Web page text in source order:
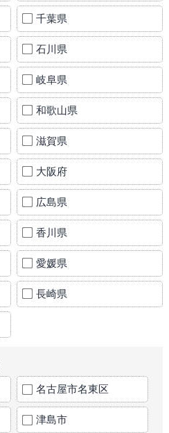
千葉県
石川県
岐阜県
和歌山県
滋賀県
大阪府
広島県
香川県
愛媛県
長崎県
名古屋市名東区
津島市